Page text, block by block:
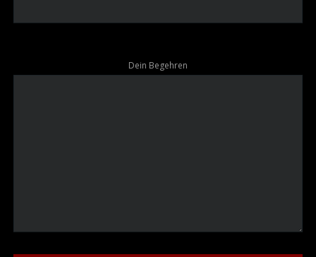
Dein Begehren